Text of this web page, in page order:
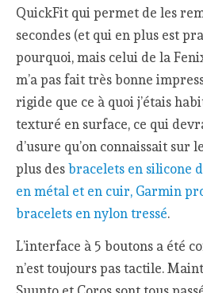
QuickFit qui permet de les
secondes (et qui en plus est
pourquoi, mais celui de la
m’a pas fait très bonne
rigide que ce à quoi j’étais
texturé en surface, ce qui
d’usure qu’on connaissait sur
plus desbracelets en silicone
en métal et en cuir, Garmin
bracelets en nylon tressé.
L’interface à 5 boutons a été
n’est toujours pas tactile.